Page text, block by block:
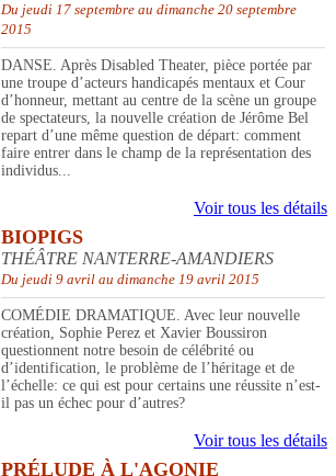
Du jeudi 17 septembre au dimanche 20 septembre
2015
DANSE. Après Disabled Theater, pièce portée par
une troupe d’acteurs handicapés mentaux et Cour
d’honneur, mettant au centre de la scène un groupe
de spectateurs, la nouvelle création de Jérôme Bel
repart d’une même question de départ: comment
faire entrer dans le champ de la représentation des
individus...
Voir tous les détails
BIOPIGS
THÉÂTRE NANTERRE-AMANDIERS
Du jeudi 9 avril au dimanche 19 avril 2015
COMÉDIE DRAMATIQUE. Avec leur nouvelle
création, Sophie Perez et Xavier Boussiron
questionnent notre besoin de célébrité ou
d’identification, le problème de l’héritage et de
l’échelle: ce qui est pour certains une réussite n’est-
il pas un échec pour d’autres?
Voir tous les détails
PRÉLUDE À L'AGONIE